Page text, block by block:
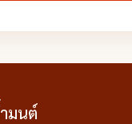
มนต์